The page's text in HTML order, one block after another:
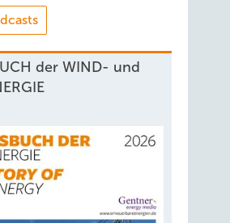
der WIND- und